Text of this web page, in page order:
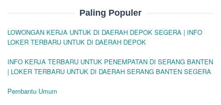
Paling Populer
LOWONGAN KERJA UNTUK DI DAERAH DEPOK SEGERA | INFO
LOKER TERBARU UNTUK DI DAERAH DEPOK
INFO KERJA TERBARU UNTUK PENEMPATAN DI SERANG BANTEN
| LOKER TERBARU UNTUK DI DAERAH SERANG BANTEN SEGERA
Pembantu Umum